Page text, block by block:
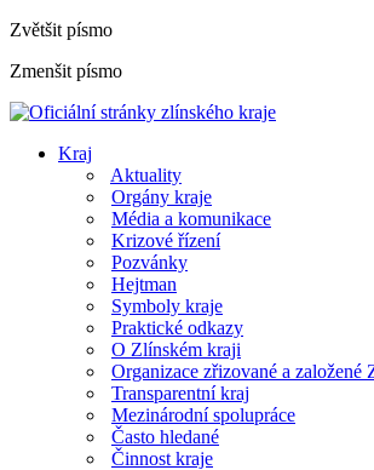
Zvětšit písmo
Zmenšit písmo
Kraj
Aktuality
Orgány kraje
Média a komunikace
Krizové řízení
Pozvánky
Hejtman
Symboly kraje
Praktické odkazy
O Zlínském kraji
Organizace zřizované a založené
Transparentní kraj
Mezinárodní spolupráce
Často hledané
Činnost kraje